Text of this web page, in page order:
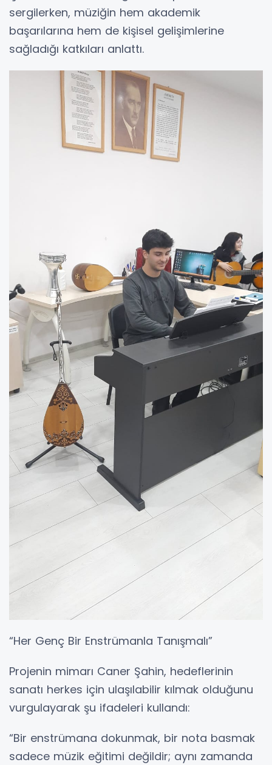
sergilerken, müziğin hem akademik
başarılarına hem de kişisel gelişimlerine
sağladığı katkıları anlattı.
“Her Genç Bir Enstrümanla Tanışmalı”
Projenin mimarı Caner Şahin, hedeflerinin
sanatı herkes için ulaşılabilir kılmak olduğunu
vurgulayarak şu ifadeleri kullandı:
“Bir enstrümana dokunmak, bir nota basmak
sadece müzik eğitimi değildir; aynı zamanda